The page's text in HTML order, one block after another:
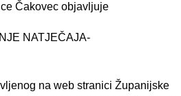
Čakovec objavljuje
NATJEČAJA-
na web stranici Županijske